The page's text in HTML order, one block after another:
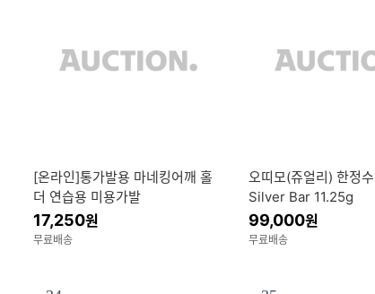
[온라인]통가발용 마네킹어깨 홀
더 연습용 미용가발
17,250원
무료배송
오띠모(쥬얼리) 한정
Silver Bar 11.25g
99,000원
무료배송